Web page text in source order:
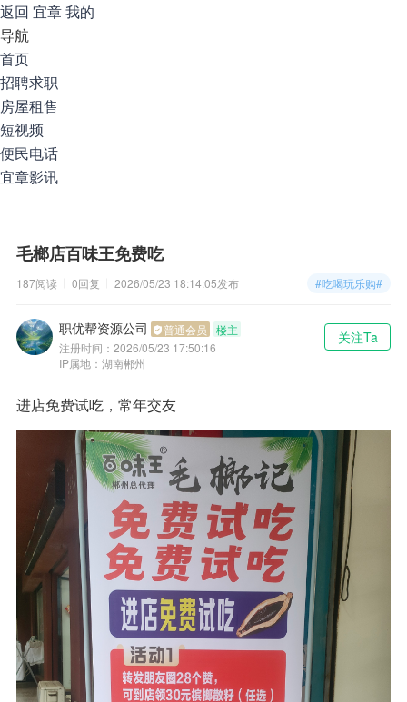
返回 宜章我的
导航
首页
招聘求职
房屋租售
短视频
便民电话
宜章影讯
毛榔店百味王免费吃
#吃喝玩乐购#
187阅读 0回复 2026/05/23 18:14:05发布
关注Ta
职优帮资源公司 普通会员
楼主
注册时间： 2026/05/23 17:50:16
IP属地：湖南郴州
进店免费试吃，常年交友